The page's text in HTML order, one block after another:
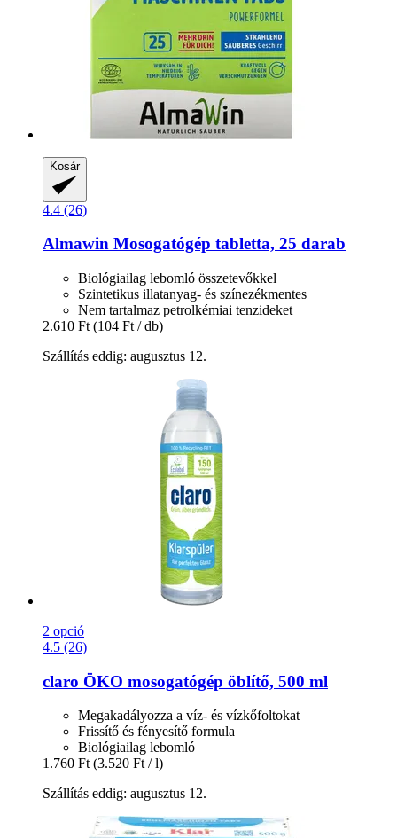
Kosár
4.4 (26)
Almawin Mosogatógép tabletta, 25 darab
Biológiailag lebomló összetevőkkel
Szintetikus illatanyag- és színezékmentes
Nem tartalmaz petrolkémiai tenzideket
2.610 Ft (104 Ft / db)
Szállítás eddig: augusztus 12.
2 opció
4.5 (26)
claro ÖKO mosogatógép öblítő, 500 ml
Megakadályozza a víz- és vízkőfoltokat
Frissítő és fényesítő formula
Biológiailag lebomló
1.760 Ft (3.520 Ft / l)
Szállítás eddig: augusztus 12.